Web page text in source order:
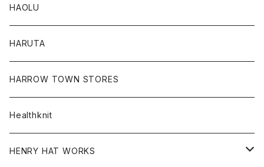
カーディガン
コート
トップス
シャツ
スウェット
レディース
カーディガン
コート
ボトム
パンツ
トップス
Tシャツ
ロンTEE
HAOLU
HARUTA
HARROW TOWN STORES
Healthknit
HENRY HAT WORKS